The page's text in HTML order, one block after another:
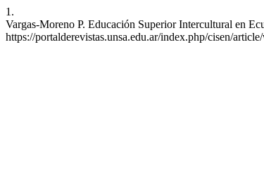
1.
Vargas-Moreno P. Educación Superior Intercultural en
https://portalderevistas.unsa.edu.ar/index.php/cisen/